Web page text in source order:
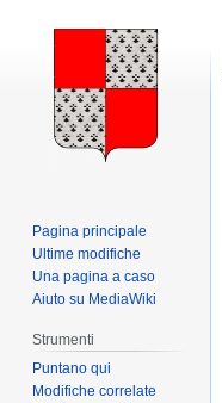
Pagina principale
Ultime modifiche
Una pagina a caso
Aiuto su MediaWiki
Strumenti
Puntano qui
Modifiche correlate